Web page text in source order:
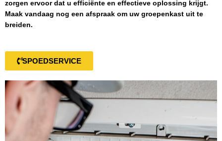
zorgen ervoor dat u efficiënte en effectieve oplossing krijgt.
Maak vandaag nog een afspraak om uw groepenkast uit te
breiden.
SPOEDSERVICE